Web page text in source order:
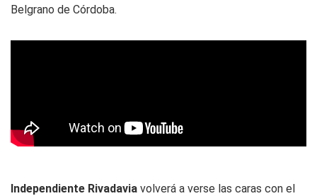
Belgrano de Córdoba.
Independiente Rivadavia volverá a verse las caras con el